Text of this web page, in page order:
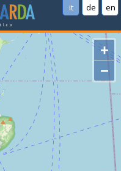
it de en
+
−